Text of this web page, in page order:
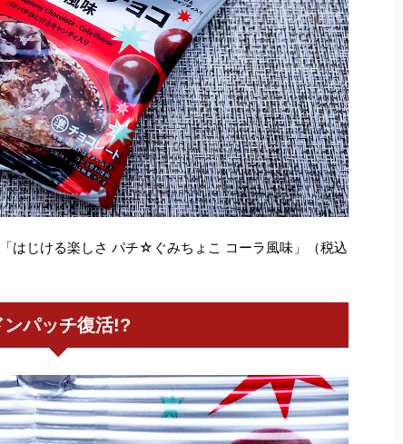
はじける楽しさ パチ☆ぐみちょこ コーラ風味」（税込
ンパッチ復活!?